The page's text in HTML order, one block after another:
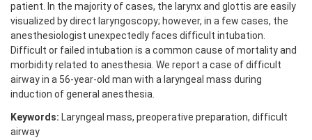
patient. In the majority of cases, the larynx and glottis are easily
visualized by direct laryngoscopy; however, in a few cases, the
anesthesiologist unexpectedly faces difficult intubation.
Difficult or failed intubation is a common cause of mortality and
morbidity related to anesthesia. We report a case of difficult
airway in a 56-year-old man with a laryngeal mass during
induction of general anesthesia.
Keywords: Laryngeal mass, preoperative preparation, difficult
airway